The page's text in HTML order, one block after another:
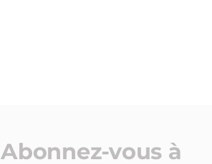
Abonnez-vous à